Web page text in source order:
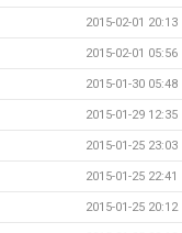
2015-02-01 20:13
2015-02-01 05:56
2015-01-30 05:48
2015-01-29 12:35
2015-01-25 23:03
2015-01-25 22:41
2015-01-25 20:12